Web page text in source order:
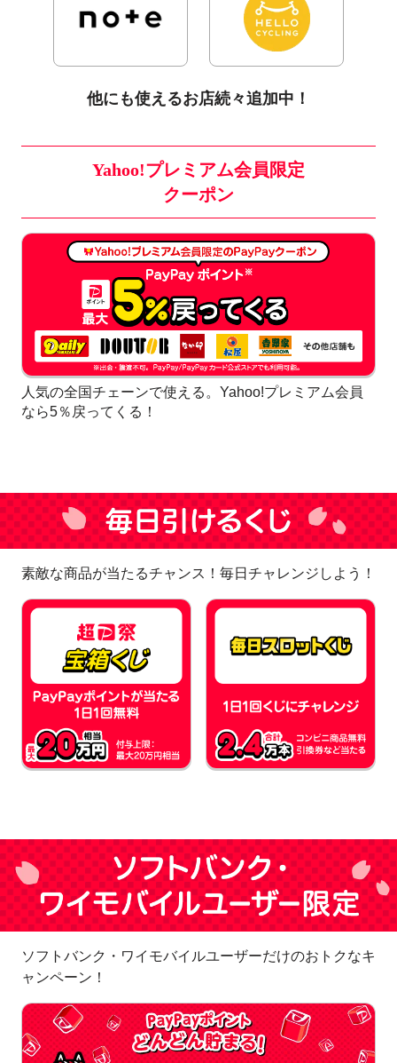
他にも使えるお店続々追加中！
Yahoo!プレミアム会員限定
クーポン
人気の全国チェーンで使える。Yahoo!プレミアム会員
なら5％戻ってくる！
素敵な商品が当たるチャンス！毎日チャレンジしよう！
ソフトバンク・ワイモバイルユーザーだけのおトクなキ
ャンペーン！